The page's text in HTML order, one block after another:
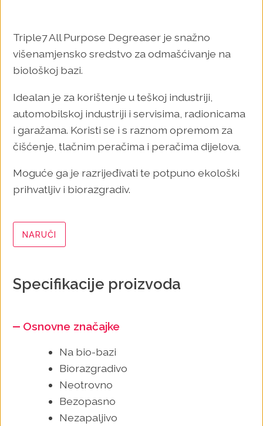
Triple7 All Purpose Degreaser je snažno
višenamjensko sredstvo za odmašćivanje na
biološkoj bazi.
Idealan je za korištenje u teškoj industriji,
automobilskoj industriji i servisima, radionicama
i garažama. Koristi se i s raznom opremom za
čišćenje, tlačnim peračima i peračima dijelova.
Moguće ga je razrijeđivati te potpuno ekološki
prihvatljiv i biorazgradiv.
NARUČI
Specifikacije proizvoda
Osnovne značajke
Na bio-bazi
Biorazgradivo
Neotrovno
Bezopasno
Nezapaljivo